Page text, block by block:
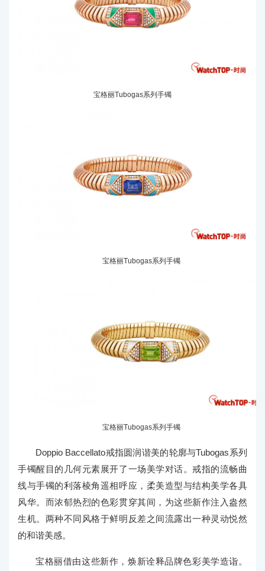
宝格丽Tubogas系列手镯
宝格丽Tubogas系列手镯
宝格丽Tubogas系列手镯
Doppio Baccellato戒指圆润谐美的轮廓与Tubogas系列
手镯醒目的几何元素展开了一场美学对话。戒指的流畅曲
线与手镯的利落棱角遥相呼应，柔美造型与结构美学各具
风华。而浓郁热烈的色彩贯穿其间，为这些新作注入盎然
生机。两种不同风格于鲜明反差之间流露出一种灵动悦然
的和谐美感。
宝格丽借由这些新作，焕新诠释品牌色彩美学造诣。